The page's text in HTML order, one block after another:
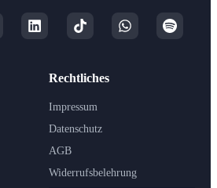
Rechtliches
Impressum
Datenschutz
AGB
Widerrufsbelehrung